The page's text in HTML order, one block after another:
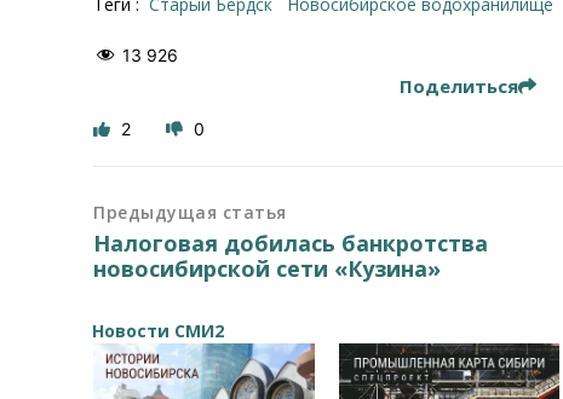
13 926
Поделиться
2 0
Предыдущая статья
Налоговая добилась банкротства
новосибирской сети «Кузина»
Новости СМИ2